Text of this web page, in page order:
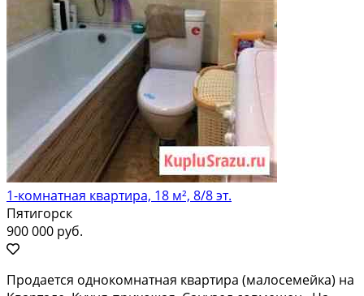
1-комнатная квартира, 18 м², 8/8 эт.
Пятигорск
900 000 руб.
Продается однокомнатная квартира (малосемейка) на